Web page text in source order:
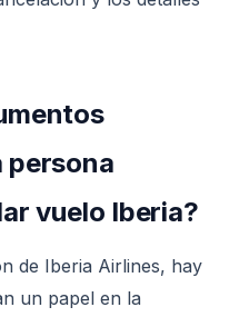
persona
vuelo Iberia?
de Iberia Airlines, hay
un papel en la